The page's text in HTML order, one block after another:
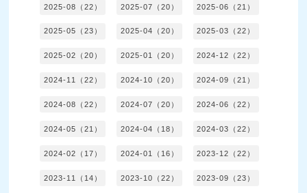
2025-08（22） 2025-07（20） 2025-06（21）
2025-05（23） 2025-04（20） 2025-03（22）
2025-02（20） 2025-01（20） 2024-12（22）
2024-11（22） 2024-10（20） 2024-09（21）
2024-08（22） 2024-07（20） 2024-06（22）
2024-05（21） 2024-04（18） 2024-03（22）
2024-02（17） 2024-01（16） 2023-12（22）
2023-11（14） 2023-10（22） 2023-09（23）